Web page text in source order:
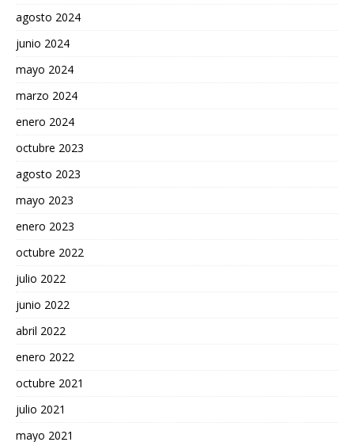
agosto 2024
junio 2024
mayo 2024
marzo 2024
enero 2024
octubre 2023
agosto 2023
mayo 2023
enero 2023
octubre 2022
julio 2022
junio 2022
abril 2022
enero 2022
octubre 2021
julio 2021
mayo 2021